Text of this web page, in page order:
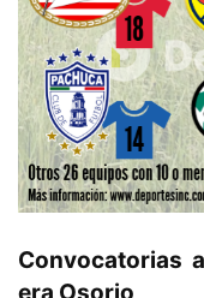
Convocatorias